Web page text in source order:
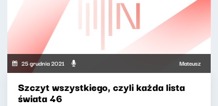
25 grudnia 2021 Mateusz
Szczyt wszystkiego, czyli każda lista
świata 46